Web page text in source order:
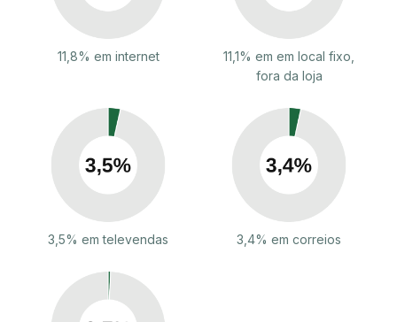
11,8% em internet
11,1% em em local fixo,
fora da loja
3,5% em televendas 3,4% em correios